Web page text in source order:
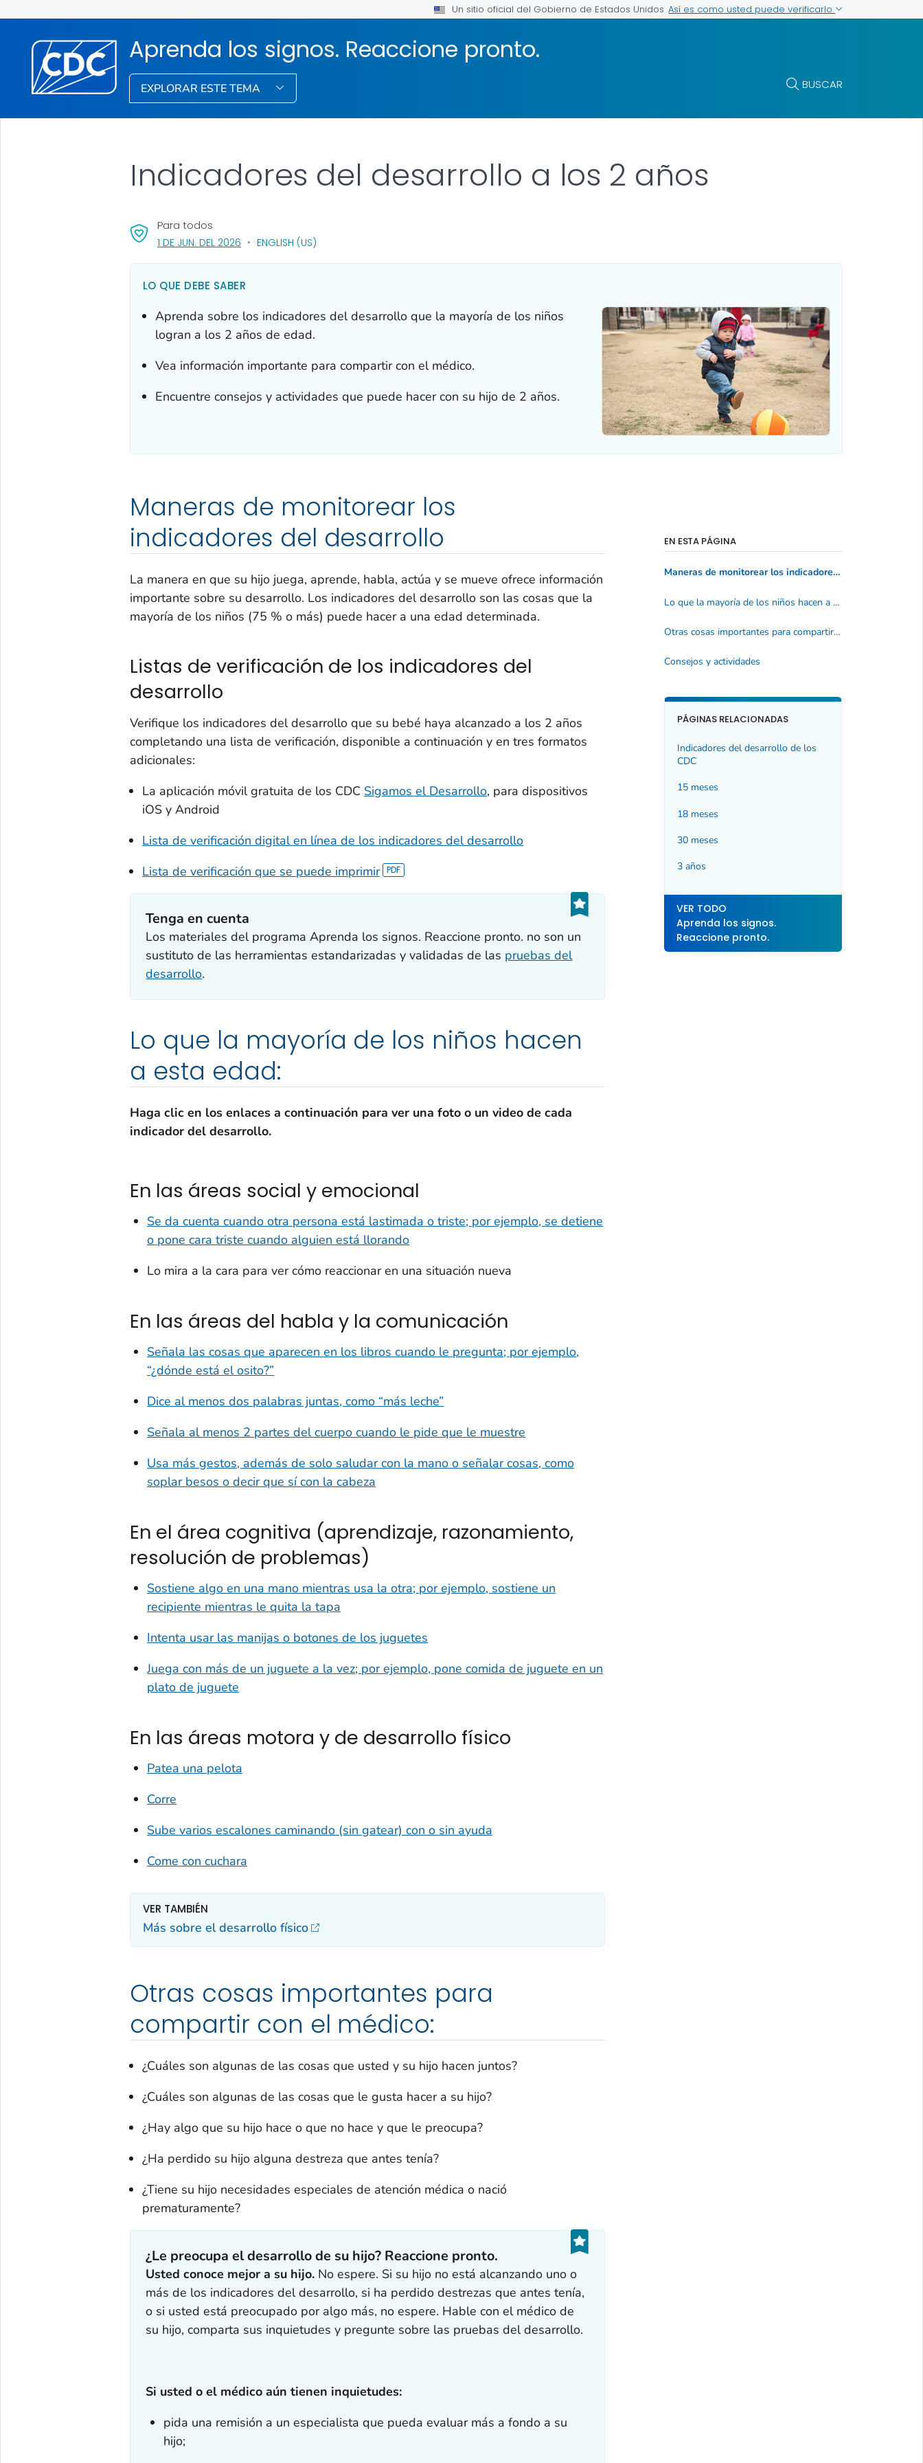
Un sitio oficial del Gobierno de Estados Unidos Así es como usted puede verificarlo
Aprenda los signos. Reaccione pronto.
EXPLORAR ESTE TEMA BUSCAR
Indicadores del desarrollo a los 2 años
Para todos
1 DE JUN. DEL 2026, VISIT LINK FOR DETAILS.
ENGLISH (US)
LO QUE DEBE SABER
Aprenda sobre los indicadores del desarrollo que la mayoría de los niños
logran a los 2 años de edad.
Vea información importante para compartir con el médico.
Encuentre consejos y actividades que puede hacer con su hijo de 2 años.
Maneras de monitorear los
indicadores del desarrollo
La manera en que su hijo juega, aprende, habla, actúa y se mueve ofrece información
importante sobre su desarrollo. Los indicadores del desarrollo son las cosas que la
mayoría de los niños (75 % o más) puede hacer a una edad determinada.
Listas de verificación de los indicadores del
desarrollo
Verifique los indicadores del desarrollo que su bebé haya alcanzado a los 2 años
completando una lista de verificación, disponible a continuación y en tres formatos
adicionales:
La aplicación móvil gratuita de los CDC Sigamos el Desarrollo, para dispositivos
iOS y Android
Lista de verificación digital en línea de los indicadores del desarrollo
Lista de verificación que se puede imprimir
Tenga en cuenta
Los materiales del programa Aprenda los signos. Reaccione pronto. no son un
sustituto de las herramientas estandarizadas y validadas de las pruebas del
desarrollo.
Lo que la mayoría de los niños hacen
a esta edad:
Haga clic en los enlaces a continuación para ver una foto o un video de cada
indicador del desarrollo.
En las áreas social y emocional
Se da cuenta cuando otra persona está lastimada o triste; por ejemplo, se detiene
o pone cara triste cuando alguien está llorando
Lo mira a la cara para ver cómo reaccionar en una situación nueva
En las áreas del habla y la comunicación
Señala las cosas que aparecen en los libros cuando le pregunta; por ejemplo,
“¿dónde está el osito?”
Dice al menos dos palabras juntas, como “más leche”
Señala al menos 2 partes del cuerpo cuando le pide que le muestre
Usa más gestos, además de solo saludar con la mano o señalar cosas, como
soplar besos o decir que sí con la cabeza
En el área cognitiva (aprendizaje, razonamiento,
resolución de problemas)
Sostiene algo en una mano mientras usa la otra; por ejemplo, sostiene un
recipiente mientras le quita la tapa
Intenta usar las manijas o botones de los juguetes
Juega con más de un juguete a la vez; por ejemplo, pone comida de juguete en un
plato de juguete
En las áreas motora y de desarrollo físico
Patea una pelota
Corre
Sube varios escalones caminando (sin gatear) con o sin ayuda
Come con cuchara
VER TAMBIÉN
Más sobre el desarrollo físico
Otras cosas importantes para
compartir con el médico:
¿Cuáles son algunas de las cosas que usted y su hijo hacen juntos?
¿Cuáles son algunas de las cosas que le gusta hacer a su hijo?
¿Hay algo que su hijo hace o que no hace y que le preocupa?
¿Ha perdido su hijo alguna destreza que antes tenía?
¿Tiene su hijo necesidades especiales de atención médica o nació
prematuramente?
¿Le preocupa el desarrollo de su hijo? Reaccione pronto.
Usted conoce mejor a su hijo. No espere. Si su hijo no está alcanzando uno o
más de los indicadores del desarrollo, si ha perdido destrezas que antes tenía,
o si usted está preocupado por algo más, no espere. Hable con el médico de
su hijo, comparta sus inquietudes y pregunte sobre las pruebas del desarrollo.
Si usted o el médico aún tienen inquietudes:
pida una remisión a un especialista que pueda evaluar más a fondo a su
hijo;
EN ESTA PÁGINA
Maneras de monitorear los indicadores del desarrollo
Lo que la mayoría de los niños hacen a esta edad:
Otras cosas importantes para compartir con el médico:
Consejos y actividades
PÁGINAS RELACIONADAS
Indicadores del desarrollo de los
CDC
15 meses
18 meses
30 meses
3 años
VER TODO
Aprenda los signos.
Reaccione pronto.